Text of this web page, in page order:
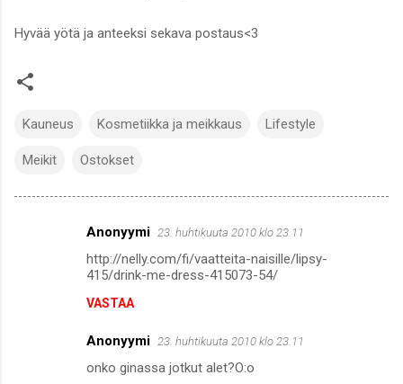
Hyvää yötä ja anteeksi sekava postaus<3
Kauneus Kosmetiikka ja meikkaus Lifestyle
Meikit Ostokset
Anonyymi 23. huhtikuuta 2010 klo 23.11
http://nelly.com/fi/vaatteita-naisille/lipsy-
415/drink-me-dress-415073-54/
VASTAA
Anonyymi 23. huhtikuuta 2010 klo 23.11
onko ginassa jotkut alet?O:o